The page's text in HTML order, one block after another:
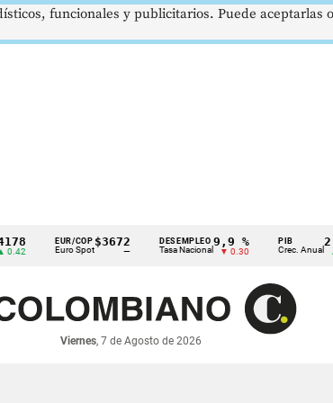
EUR/COP
Euro Spot
$3672
—
DESEMPLEO
Tasa Nacional
9,9 %
▼ 0.30
PIB
Crec. Anual
2,8 %
▲ 0.10
Viernes, 7 de Agosto de 2026
funcionales y publicitarios. Puede aceptarlas